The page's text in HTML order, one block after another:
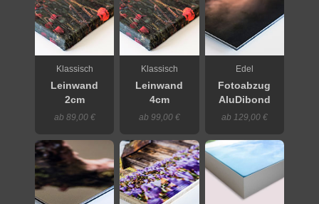
Klassisch
Leinwand
2cm
ab 89,00 €
Klassisch
Leinwand
4cm
ab 99,00 €
Edel
Fotoabzug
AluDibond
ab 129,00 €